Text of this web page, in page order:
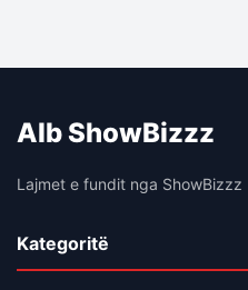
Alb ShowBizzz
Lajmet e fundit nga ShowBizzz
Kategoritë